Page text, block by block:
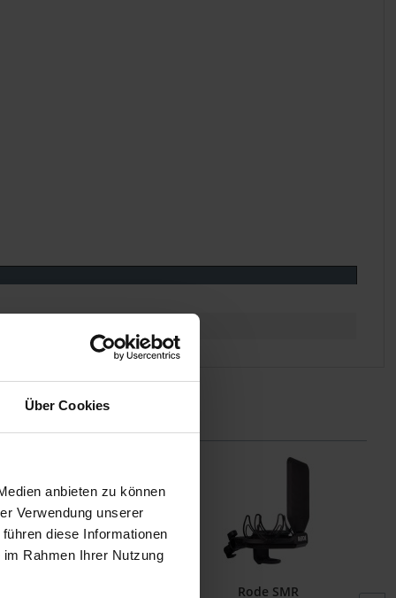
Über Cookies
anbieten zu können
Verwendung unserer
diese Informationen
Rahmen Ihrer Nutzung
Rode SMR